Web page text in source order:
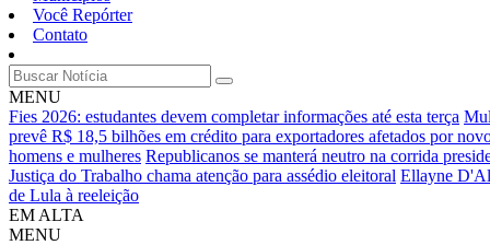
Você Repórter
Contato
MENU
Fies 2026: estudantes devem completar informações até esta terça
prevê R$ 18,5 bilhões em crédito para exportadores afetados por
homens e mulheres Republicanos se manterá neutro na corrida
Justiça do Trabalho chama atenção para assédio eleitoral Ellayne
de Lula à reeleição
EM ALTA
MENU